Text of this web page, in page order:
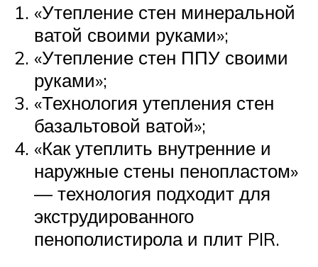
«Утепление стен минеральной
ватой своими руками»;
«Утепление стен ППУ своими
руками»;
«Технология утепления стен
базальтовой ватой»;
«Как утеплить внутренние и
наружные стены пенопластом»
— технология подходит для
экструдированного
пенополистирола и плит PIR.